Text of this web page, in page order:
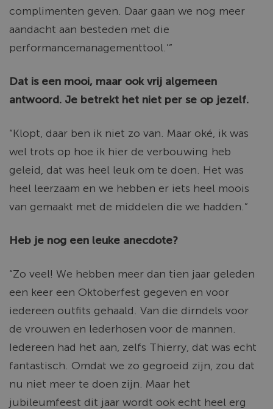
complimenten geven. Daar gaan we nog meer
aandacht aan besteden met die
performancemanagementtool.’”
Dat is een mooi, maar ook vrij algemeen
antwoord. Je betrekt het niet per se op jezelf.
“Klopt, daar ben ik niet zo van. Maar oké, ik was
wel trots op hoe ik hier de verbouwing heb
geleid, dat was heel leuk om te doen. Het was
heel leerzaam en we hebben er iets heel moois
van gemaakt met de middelen die we hadden.”
Heb je nog een leuke anecdote?
“Zo veel! We hebben meer dan tien jaar geleden
een keer een Oktoberfest gegeven en voor
iedereen outfits gehaald. Van die dirndels voor
de vrouwen en lederhosen voor de mannen.
Iedereen had het aan, zelfs Thierry, dat was echt
fantastisch. Omdat we zo gegroeid zijn, zou dat
nu niet meer te doen zijn. Maar het
jubileumfeest dit jaar wordt ook echt heel erg